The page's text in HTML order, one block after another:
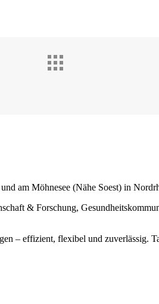
am Möhnesee (Nähe Soest) in
& Forschung,
– effizient, flexibel und zuverlässig.